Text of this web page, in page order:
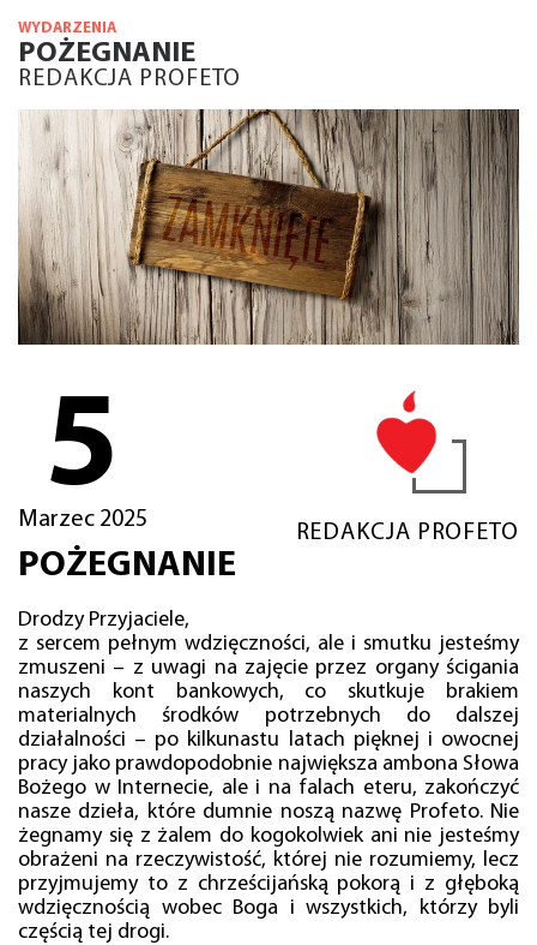
WYDARZENIA
POŻEGNANIE
REDAKCJA PROFETO
5
Marzec 2025
REDAKCJA PROFETO
POŻEGNANIE
Drodzy Przyjaciele,
z sercem pełnym wdzięczności, ale i smutku jesteśmy
zmuszeni – z uwagi na zajęcie przez organy ścigania
naszych kont bankowych, co skutkuje brakiem
materialnych środków potrzebnych do dalszej
działalności – po kilkunastu latach pięknej i owocnej
pracy jako prawdopodobnie największa ambona Słowa
Bożego w Internecie, ale i na falach eteru, zakończyć
nasze dzieła, które dumnie noszą nazwę Profeto. Nie
żegnamy się z żalem do kogokolwiek ani nie jesteśmy
obrażeni na rzeczywistość, której nie rozumiemy, lecz
przyjmujemy to z chrześcijańską pokorą i z głęboką
wdzięcznością wobec Boga i wszystkich, którzy byli
częścią tej drogi.